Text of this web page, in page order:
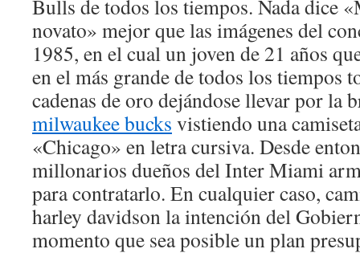
Bulls de todos los tiempos. Nada dice
novato» mejor que las imágenes del
1985, en el cual un joven de 21 años
en el más grande de todos los tiempos
cadenas de oro dejándose llevar por la
milwaukee bucks vistiendo una
«Chicago» en letra cursiva. Desde
millonarios dueños del Inter Miami
para contratarlo. En cualquier caso,
harley davidson la intención del
momento que sea posible un plan